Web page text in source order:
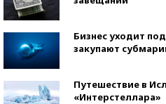
Бизнес уходит
закупают
Путешествие в
«Интерстеллара»